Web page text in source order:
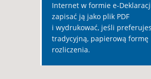
Internet w formie e-
zapisać ją jako plik PDF
i wydrukować, jeśli
tradycyjną, papierową formę
rozliczenia.